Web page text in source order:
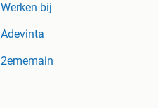
Werken bij
Adevinta
2ememain